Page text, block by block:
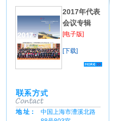
2017年代表
会议专辑
[电子版]
[下载]
地 址：
中国上海市漕溪北路